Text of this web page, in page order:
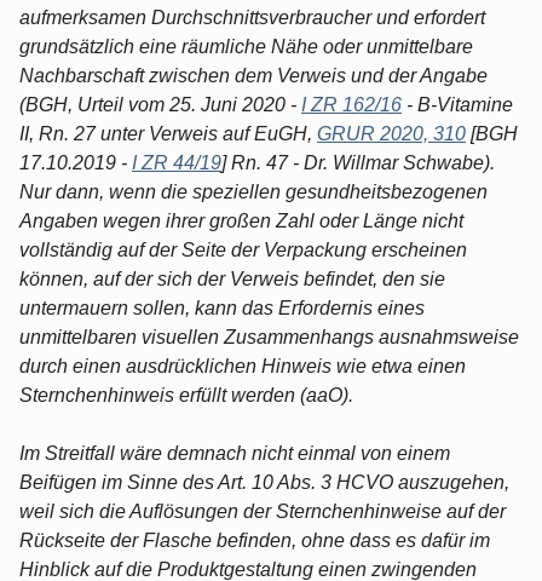
aufmerksamen Durchschnittsverbraucher und erfordert
grundsätzlich eine räumliche Nähe oder unmittelbare
Nachbarschaft zwischen dem Verweis und der Angabe
(BGH, Urteil vom 25. Juni 2020 - I ZR 162/16 - B-Vitamine
II, Rn. 27 unter Verweis auf EuGH, GRUR 2020, 310 [BGH
17.10.2019 - I ZR 44/19] Rn. 47 - Dr. Willmar Schwabe).
Nur dann, wenn die speziellen gesundheitsbezogenen
Angaben wegen ihrer großen Zahl oder Länge nicht
vollständig auf der Seite der Verpackung erscheinen
können, auf der sich der Verweis befindet, den sie
untermauern sollen, kann das Erfordernis eines
unmittelbaren visuellen Zusammenhangs ausnahmsweise
durch einen ausdrücklichen Hinweis wie etwa einen
Sternchenhinweis erfüllt werden (aaO).
Im Streitfall wäre demnach nicht einmal von einem
Beifügen im Sinne des Art. 10 Abs. 3 HCVO auszugehen,
weil sich die Auflösungen der Sternchenhinweise auf der
Rückseite der Flasche befinden, ohne dass es dafür im
Hinblick auf die Produktgestaltung einen zwingenden